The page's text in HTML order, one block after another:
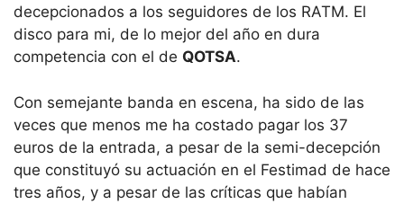
decepcionados a los seguidores de los RATM. El
disco para mi, de lo mejor del año en dura
competencia con el de QOTSA.
Con semejante banda en escena, ha sido de las
veces que menos me ha costado pagar los 37
euros de la entrada, a pesar de la semi-decepción
que constituyó su actuación en el Festimad de hace
tres años, y a pesar de las críticas que habían